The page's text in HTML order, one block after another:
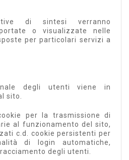
di sintesi verranno
o visualizzate nelle
per particolari servizi a
degli utenti viene in
sito.
per la trasmissione di
al funzionamento del sito,
c.d. cookie persistenti per
di login automatiche,
degli utenti.